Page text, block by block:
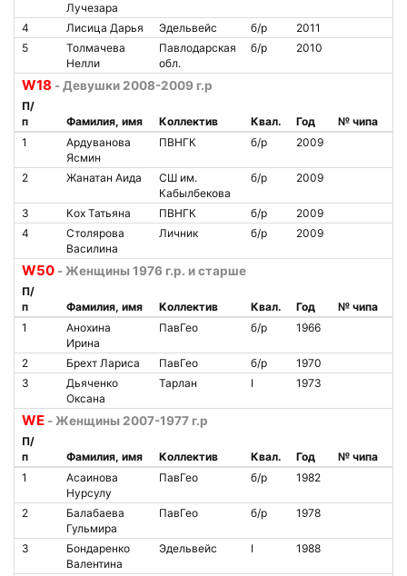
Лучезара
4 Лисица Дарья Эдельвейс б/р
2011
5
Толмачева
Нелли
Павлодарская
обл.
б/р 2010
W18 - Девушки 2008-2009 г.р
П/
п
Фамилия, имя Коллектив Квал. Год
№ чипа
1
Ардуванова
Ясмин
ПВНГК б/р 2009
2 Жанатан Аида
СШ им.
Кабылбекова
б/р 2009
3 Кох Татьяна ПВНГК б/р
2009
4
Столярова
Василина
Личник б/р 2009
W50 - Женщины 1976 г.р. и старше
П/
п
Фамилия, имя Коллектив Квал. Год
№ чипа
1
Анохина
Ирина
ПавГео б/р 1966
2 Брехт Лариса ПавГео б/р
1970
3
Дьяченко
Оксана
Тарлан I 1973
WE - Женщины 2007-1977 г.р
П/
п
Фамилия, имя Коллектив Квал. Год
№ чипа
1
Асаинова
Нурсулу
ПавГео б/р 1982
2
Балабаева
Гульмира
ПавГео б/р 1978
3
Бондаренко
Валентина
Эдельвейс I 1988